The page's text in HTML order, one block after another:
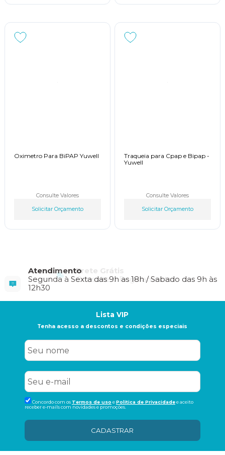
Oximetro Para BiPAP Yuwell
Consulte Valores
Solicitar Orçamento
Traqueia para Cpap e Bipap -
Yuwell
Consulte Valores
Solicitar Orçamento
Frete Grátis
Consulte o Regulamento
Lista VIP
Tenha acesso a descontos e condições especiais
Concordo com os Termos de uso ePolitica de Privacidadee aceito
receber e-mails com novidades e promoções.
CADASTRAR